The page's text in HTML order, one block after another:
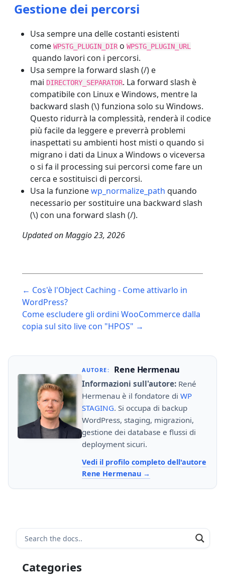
Gestione dei percorsi
Usa sempre una delle costanti esistenti
come WPSTG_PLUGIN_DIRo WPSTG_PLUGIN_URL
quando lavori con i percorsi.
Usa sempre la forward slash (/) e
mai DIRECTORY_SEPARATOR. La forward slash è
compatibile con Linux e Windows, mentre la
backward slash (\) funziona solo su Windows.
Questo ridurrà la complessità, renderà il codice
più facile da leggere e preverrà problemi
inaspettati su ambienti host misti o quando si
migrano i dati da Linux a Windows o viceversa
o si fa il processing sui percorsi come fare un
cerca e sostituisci di percorsi.
Usa la funzionewp_normalize_path quando
necessario per sostituire una backward slash
(\) con una forward slash (/).
Updated onMaggio 23, 2026
navigation
← Cos'è l'Object Caching - Come attivarlo in
WordPress?
Come escludere gli ordini WooCommerce dalla
copia sul sito live con "HPOS" →
AUTORE: Rene Hermenau
Informazioni sull'autore: René
Hermenau è il fondatore di WP
STAGING. Si occupa di backup
WordPress, staging, migrazioni,
gestione dei database e flussi di
deployment sicuri.
Vedi il profilo completo dell'autore
Rene Hermenau
Categories